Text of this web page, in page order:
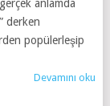
anlamda
derken
popülerleşip
Devamını oku